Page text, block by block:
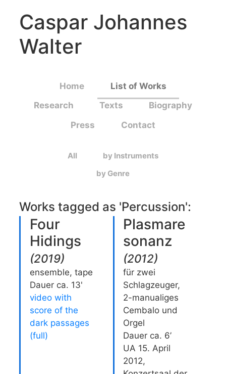
Caspar Johannes
Walter
Home
List of Works
Research
Texts
Biography
Press
Contact
All
by Instruments
by Genre
Works tagged as 'Percussion':
Four
Hidings
(2019)
ensemble, tape
Dauer ca. 13'
video with
score of the
dark passages
(full)
Plasmare
sonanz
(2012)
für zwei
Schlagzeuger,
2-manualiges
Cembalo und
Orgel
Dauer ca. 6’
UA 15. April
2012,